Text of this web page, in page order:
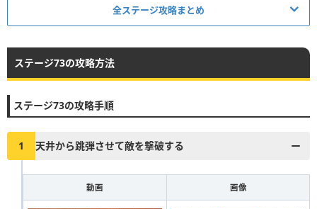
全ステージ攻略まとめ
▶︎真昼の決闘とファストドロウの解説に戻る
11 12 13 14 15 16 17 18 19 20
21 22 23 24 25 26
43 48
ステージ73の攻略方法
ステージ73の攻略手順
1 天井から跳弾させて敵を撃破する
動画 画像